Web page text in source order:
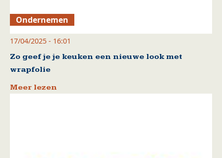
Ondernemen
17/04/2025 - 16:01
Zo geef je je keuken een nieuwe look met
wrapfolie
Meer lezen